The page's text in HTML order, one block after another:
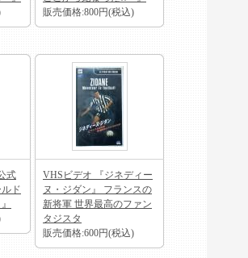
販売価格:800円(税込)
式
ド
VHSビデオ 『ジネディー
ヌ・ジダン』 フランスの
新将軍 世界最高のファン
タジスタ
販売価格:600円(税込)